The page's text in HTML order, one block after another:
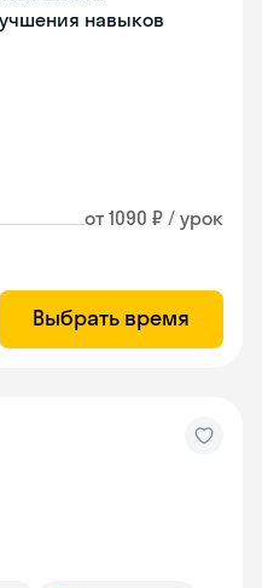
навыков
от 1090 ₽ / урок
Выбрать время